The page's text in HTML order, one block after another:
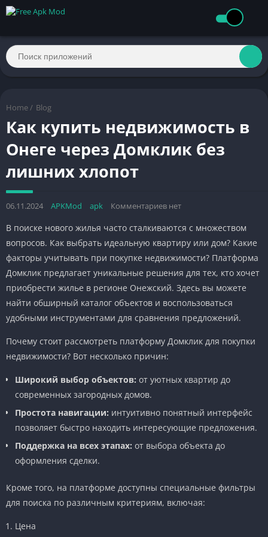
Home / Blog
Как купить недвижимость в
Онеге через Домклик без
лишних хлопот
06.11.2024 APKMod apk Комментариев нет
В поиске нового жилья часто сталкиваются с множеством
вопросов. Как выбрать идеальную квартиру или дом? Какие
факторы учитывать при покупке недвижимости? Платформа
Домклик предлагает уникальные решения для тех, кто хочет
приобрести жилье в регионе Онежский. Здесь вы можете
найти обширный каталог объектов и воспользоваться
удобными инструментами для сравнения предложений.
Почему стоит рассмотреть платформу Домклик для покупки
недвижимости? Вот несколько причин:
Широкий выбор объектов: от уютных квартир до
современных загородных домов.
Простота навигации: интуитивно понятный интерфейс
позволяет быстро находить интересующие предложения.
Поддержка на всех этапах: от выбора объекта до
оформления сделки.
Кроме того, на платформе доступны специальные фильтры
для поиска по различным критериям, включая:
Цена